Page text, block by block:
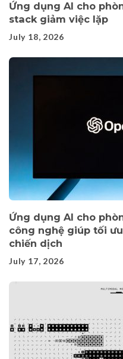
Ứng dụng AI cho
stack giảm việc lặp
July 18, 2026
Ứng dụng AI cho
công nghệ giúp tối
chiến dịch
July 17, 2026